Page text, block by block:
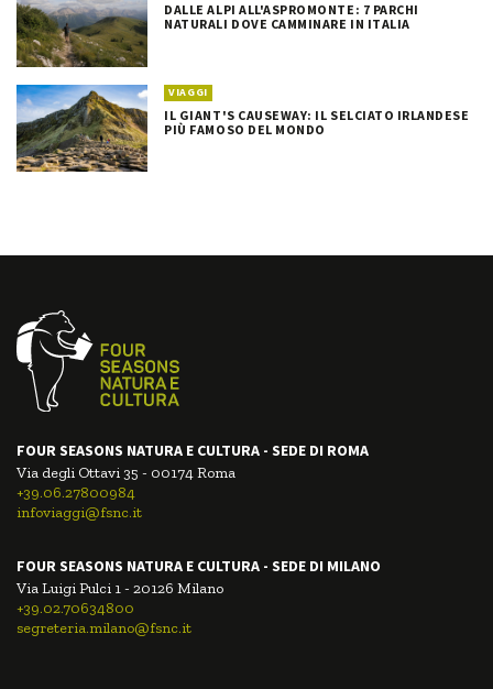
DALLE ALPI ALL'ASPROMONTE: 7 PARCHI
NATURALI DOVE CAMMINARE IN ITALIA
VIAGGI
IL GIANT'S CAUSEWAY: IL SELCIATO IRLANDESE
PIÙ FAMOSO DEL MONDO
FOUR SEASONS NATURA E CULTURA - SEDE DI ROMA
Via degli Ottavi 35 - 00174 Roma
+39.06.27800984
infoviaggi@fsnc.it
FOUR SEASONS NATURA E CULTURA - SEDE DI MILANO
Via Luigi Pulci 1 - 20126 Milano
+39.02.70634800
segreteria.milano@fsnc.it